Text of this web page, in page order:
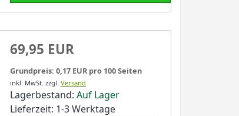
69,95 EUR
Grundpreis: 0,17 EUR pro 100 Seiten
inkl. MwSt. zzgl. Versand
Lagerbestand: Auf Lager
Lieferzeit: 1-3 Werktage